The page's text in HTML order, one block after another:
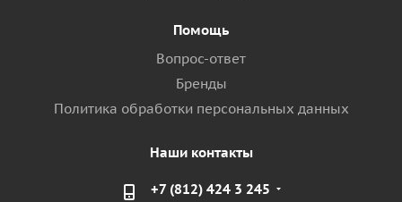
Помощь
Вопрос-ответ
Бренды
Политика обработки персональных данных
Наши контакты
+7 (812) 424 3 245